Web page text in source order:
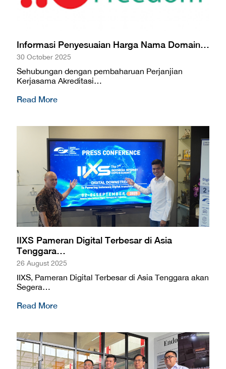
Informasi Penyesuaian Harga Nama Domain…
30 October 2025
Sehubungan dengan pembaharuan Perjanjian
Kerjasama Akreditasi…
Read More
IIXS Pameran Digital Terbesar di Asia
Tenggara…
26 August 2025
IIXS, Pameran Digital Terbesar di Asia Tenggara akan
Segera…
Read More